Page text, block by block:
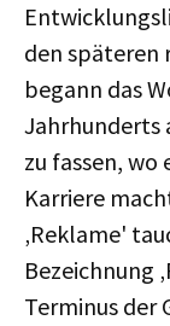
den späteren
begann das
Jahrhunderts
zu fassen, wo
Karriere
‚Reklame'
Bezeichnung
Terminus der